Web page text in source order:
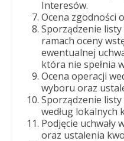
Interesów.
Ocena zgodności
Sporządzenie
ramach oceny
ewentualnej
która nie spełnia
Ocena operacji
wyboru oraz
Sporządzenie
według lokalnych
Podjęcie uchwały
oraz ustalenia